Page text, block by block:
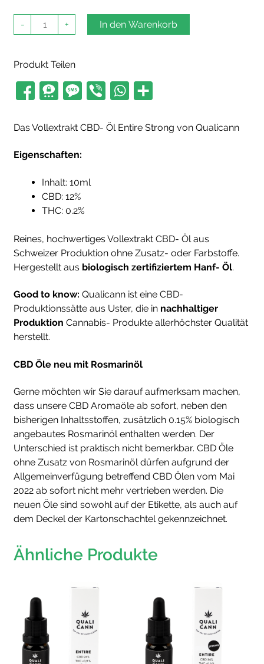
-
Qualicann
CBD-
Öl
Menge
+ In den Warenkorb
Produkt Teilen
Das Vollextrakt CBD- Öl Entire Strong von Qualicann
Eigenschaften:
Inhalt: 10ml
CBD: 12%
THC: 0.2%
Reines, hochwertiges Vollextrakt CBD- Öl aus
Schweizer Produktion ohne Zusatz- oder Farbstoffe.
Hergestellt aus biologisch zertifiziertem Hanf- Öl.
Good to know: Qualicann ist eine CBD-
Produktionssätte aus Uster, die in nachhaltiger
Produktion Cannabis- Produkte allerhöchster Qualität
herstellt.
CBD Öle neu mit Rosmarinöl
Gerne möchten wir Sie darauf aufmerksam machen,
dass unsere CBD Aromaöle ab sofort, neben den
bisherigen Inhaltsstoffen, zusätzlich 0.15% biologisch
angebautes Rosmarinöl enthalten werden. Der
Unterschied ist praktisch nicht bemerkbar. CBD Öle
ohne Zusatz von Rosmarinöl dürfen aufgrund der
Allgemeinverfügung betreffend CBD Ölen vom Mai
2022 ab sofort nicht mehr vertrieben werden. Die
neuen Öle sind sowohl auf der Etikette, als auch auf
dem Deckel der Kartonschachtel gekennzeichnet.
Ähnliche Produkte